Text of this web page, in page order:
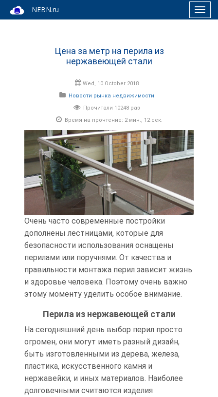
NEBN.ru
Цена за метр на перила из
нержавеющей стали
Wed, 10 October 2018
Новости рынка недвижимости
Прочитали 10248 раз
Время на прочтение: 2 мин., 12 сек.
Очень часто современные постройки
дополнены лестницами, которые для
безопасности использования оснащены
перилами или поручнями. От качества и
правильности монтажа перил зависит жизнь
и здоровье человека. Поэтому очень важно
этому моменту уделить особое внимание.
Перила из нержавеющей стали
На сегодняшний день выбор перил просто
огромен, они могут иметь разный дизайн,
быть изготовленными из дерева, железа,
пластика, искусственного камня и
нержавейки, и иных материалов. Наиболее
долговечными считаются изделия